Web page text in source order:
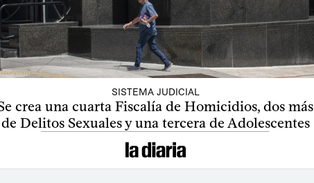
SISTEMA JUDICIAL
crea una cuarta Fiscalía de Homicidios, dos más
de Delitos Sexuales y una tercera de Adolescentes